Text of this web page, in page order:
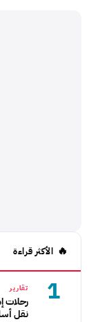
الأكثر قراءة
1 تقارير
رحلات
نقل